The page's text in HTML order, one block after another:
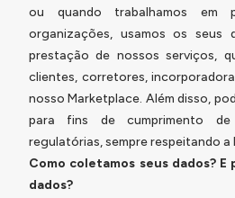
ou quando trabalhamos em
organizações, usamos os seus
prestação de nossos serviços,
clientes, corretores,
nosso Marketplace. Além disso,
para fins de cumprimento
regulatórias, sempre respeitando
Como coletamos seus dados?
dados?